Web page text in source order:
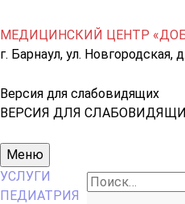
МЕДИЦИНСКИЙ ЦЕНТР
г. Барнаул, ул. Новгородская,
Версия для слабовидящих
ВЕРСИЯ ДЛЯ
Основное
меню
Меню
Найти:
УСЛУГИ
ПЕДИАТРИЯ